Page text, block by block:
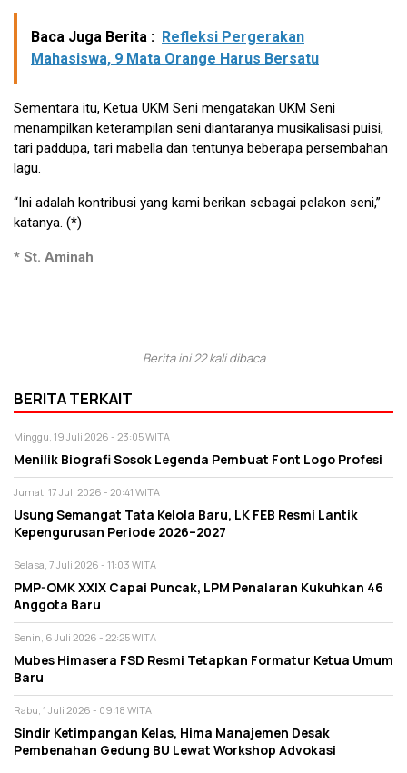
Baca Juga Berita : Refleksi Pergerakan
Mahasiswa, 9 Mata Orange Harus Bersatu
Sementara itu, Ketua UKM Seni mengatakan UKM Seni
menampilkan keterampilan seni diantaranya musikalisasi puisi,
tari paddupa, tari mabella dan tentunya beberapa persembahan
lagu.
“Ini adalah kontribusi yang kami berikan sebagai pelakon seni,”
katanya. (*)
* St. Aminah
Berita ini 22 kali dibaca
BERITA TERKAIT
Minggu, 19 Juli 2026 - 23:05 WITA
Menilik Biografi Sosok Legenda Pembuat Font Logo Profesi
Jumat, 17 Juli 2026 - 20:41 WITA
Usung Semangat Tata Kelola Baru, LK FEB Resmi Lantik
Kepengurusan Periode 2026–2027
Selasa, 7 Juli 2026 - 11:03 WITA
PMP-OMK XXIX Capai Puncak, LPM Penalaran Kukuhkan 46
Anggota Baru
Senin, 6 Juli 2026 - 22:25 WITA
Mubes Himasera FSD Resmi Tetapkan Formatur Ketua Umum
Baru
Rabu, 1 Juli 2026 - 09:18 WITA
Sindir Ketimpangan Kelas, Hima Manajemen Desak
Pembenahan Gedung BU Lewat Workshop Advokasi